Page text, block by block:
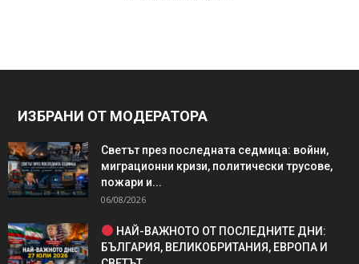
ИЗБРАНИ ОТ МОДЕРАТОРА
Светът през последната седмица: войни,
миграционни кризи, политически трусове,
пожари и...
06/08/2026
НАЙ-ВАЖНОТО ОТ ПОСЛЕДНИТЕ ДНИ:
БЪЛГАРИЯ, ВЕЛИКОБРИТАНИЯ, ЕВРОПА И